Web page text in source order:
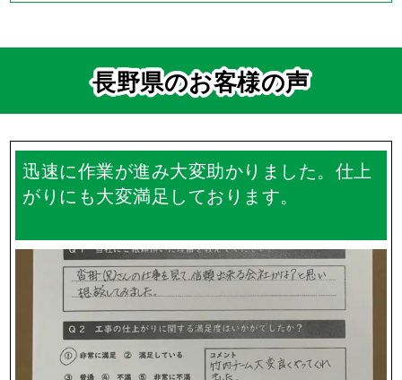
長野県のお客様の声
迅速に作業が進み大変助かりました。仕上
がりにも大変満足しております。